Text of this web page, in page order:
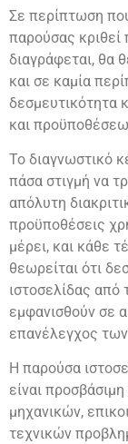
Σε περίπτωση
παρούσας
διαγράφεται, θα
και σε καμία
δεσμευτικότητα
και
Το διαγνωστικό
πάσα στιγμή να
απόλυτη
προϋποθέσεις
μέρει, και κάθε
θεωρείται ότι
ιστοσελίδας από
εμφανισθούν σε
επανέλεγχος
Η παρούσα
είναι
μηχανικών,
τεχνικών